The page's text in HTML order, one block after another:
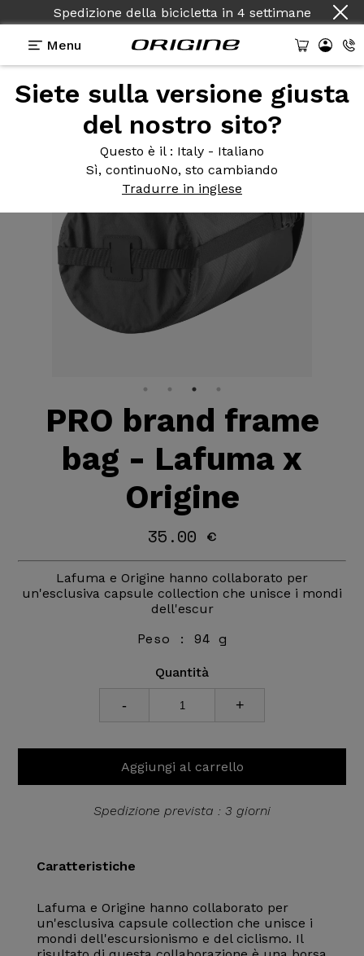
Spedizione della bicicletta in 4 settimane
Menu
Siete sulla versione giusta
del nostro sito?
Questo è il : Italy - Italiano
Sì, continuoNo, sto cambiando
Tradurre in inglese
Attrezzatura>Borsa >Fodera 10L
PRO brand frame
bag - Lafuma x
Origine
35.00 €
Lafuma e Origine hanno collaborato per
un'esclusiva capsule collection che unisce i mondi
dell'escur
Peso : 94 g
Quantità
- +
Aggiungi al carrello
Spedizione prevista : 3 giorni
Caratteristiche
Lafuma e Origine hanno collaborato per
un'esclusiva capsule collection che unisce i
mondi dell'escursionismo e del ciclismo. Il